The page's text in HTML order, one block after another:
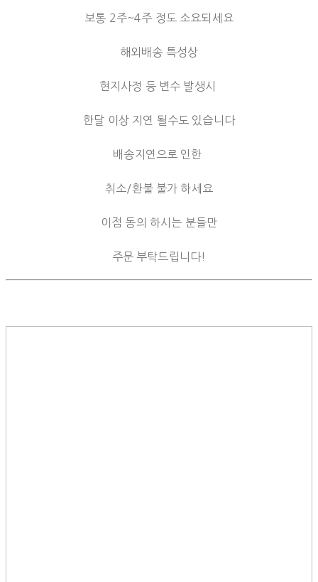
보통 2주~4주 정도 소요되세요
해외배송 특성상
현지사정 등 변수 발생시
한달 이상 지연 될수도 있습니다
배송지연으로 인한
취소/환불 불가 하세요
이점 동의 하시는 분들만
주문 부탁드립니다!